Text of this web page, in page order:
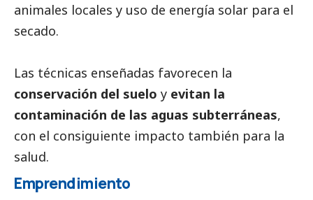
animales locales y uso de energía solar para el
secado.
Las técnicas enseñadas favorecen la
conservación del suelo y evitan la
contaminación de las aguas subterráneas,
con el consiguiente impacto también para la
salud.
Emprendimiento